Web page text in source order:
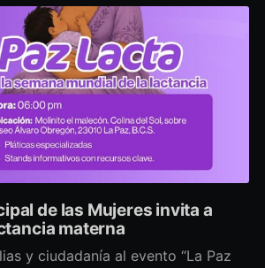
de las Mujeres invita a
materna
y ciudadanía al evento “La Paz